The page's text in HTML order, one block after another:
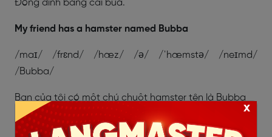
Đóng đinh bằng cái búa.
My friend has a hamster named Bubba
/maɪ/ /frɛnd/ /hæz/ /ə/ /ˈhæmstə/ /neɪmd/
/Bubba/
Bạn của tôi có một chú chuột hamster tên là Bubba
His hand reached for the sky
x